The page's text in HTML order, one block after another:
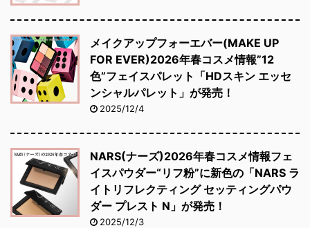
メイクアップフォーエバー(MAKE UP
FOR EVER)2026年春コスメ情報”12
色”フェイスパレット「HDスキン エッセ
ンシャルパレット」が発売！
2025/12/4
NARS(ナーズ)2026年春コスメ情報フェ
イスパウダー“リフ粉”に新色の「NARS ラ
イトリフレクティング セッティングパウ
ダー プレスト N」が発売！
2025/12/3